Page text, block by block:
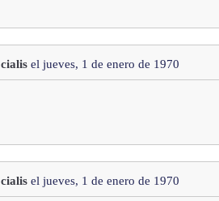
cialis el jueves, 1 de enero de 1970
cialis el jueves, 1 de enero de 1970